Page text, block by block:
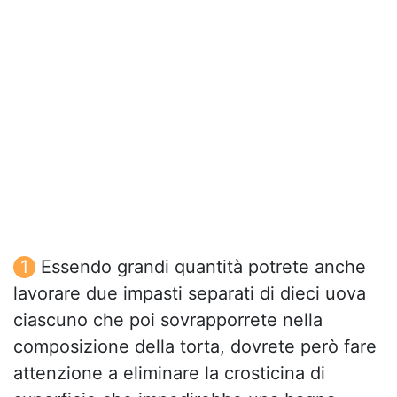
Essendo grandi quantità potrete anche
lavorare due impasti separati di dieci uova
ciascuno che poi sovrapporrete nella
composizione della torta, dovrete però fare
attenzione a eliminare la crosticina di